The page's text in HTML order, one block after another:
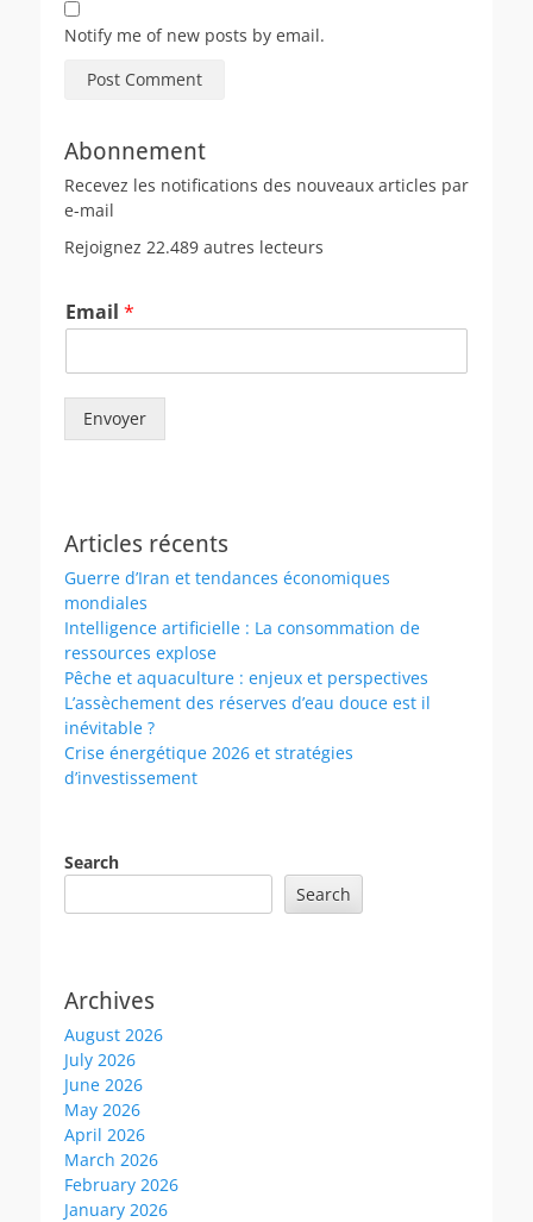
Notify me of new posts by email.
Abonnement
Recevez les notifications des nouveaux articles par
e-mail
Rejoignez 22.489 autres lecteurs
Email *
Envoyer
Articles récents
Guerre d’Iran et tendances économiques
mondiales
Intelligence artificielle : La consommation de
ressources explose
Pêche et aquaculture : enjeux et perspectives
L’assèchement des réserves d’eau douce est il
inévitable ?
Crise énergétique 2026 et stratégies
d’investissement
Search
Search
Archives
August 2026
July 2026
June 2026
May 2026
April 2026
March 2026
February 2026
January 2026